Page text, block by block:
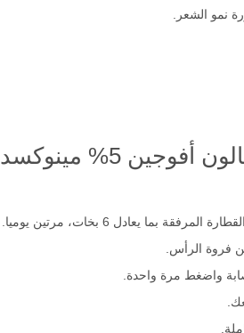
نمو الشعر.
5% مينوكسديل؟
فروة الرأس.
واضغط مرة واحدة.